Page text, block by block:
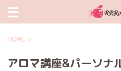
HOME >
アロマ講座&パーソナ